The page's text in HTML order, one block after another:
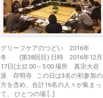
グリーフケアのつどい 2016年
冬 (第38回目) 日時 2016年12月
17日(土)2:00～5:00 場所 真宗大谷
派 存明寺 この日は3名の初参加の
方を含め、合計16名の人々が集まっ
て、 ひとつの場 […]